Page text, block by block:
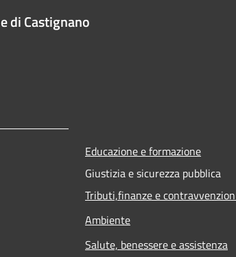
di Castignano
Educazione e formazione
Giustizia e sicurezza pubblica
Tributi,finanze e
Ambiente
Salute, benessere e assistenza